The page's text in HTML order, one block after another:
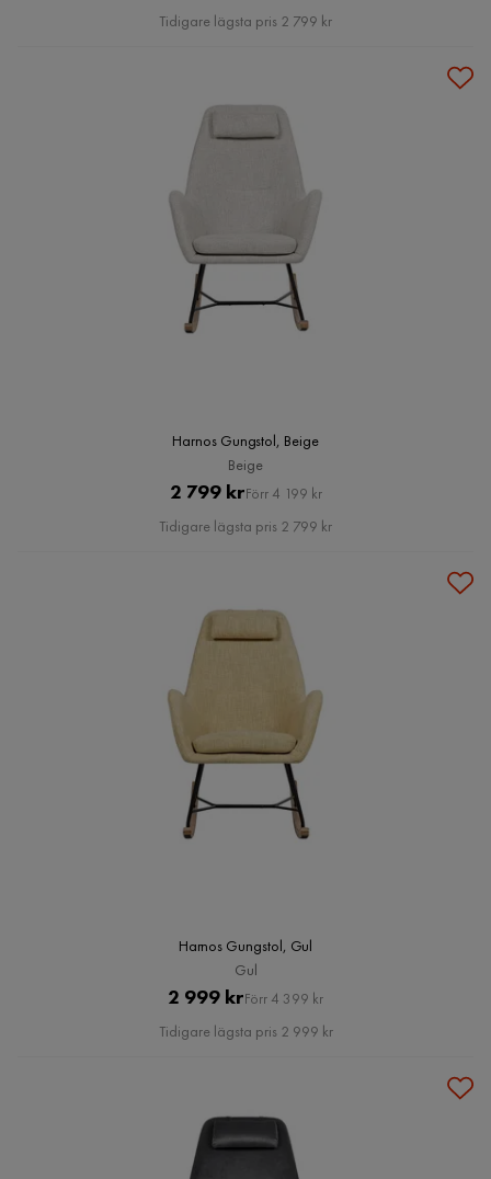
Pris
Tidigare lägsta pris 2 799 kr
Harnos Gungstol, Beige
Beige
Pris
2 799 krOriginal
Pris
Förr 4 199 kr
Tidigare lägsta pris 2 799 kr
Harnos Gungstol, Gul
Gul
Pris
2 999 krOriginal
Pris
Förr 4 399 kr
Tidigare lägsta pris 2 999 kr